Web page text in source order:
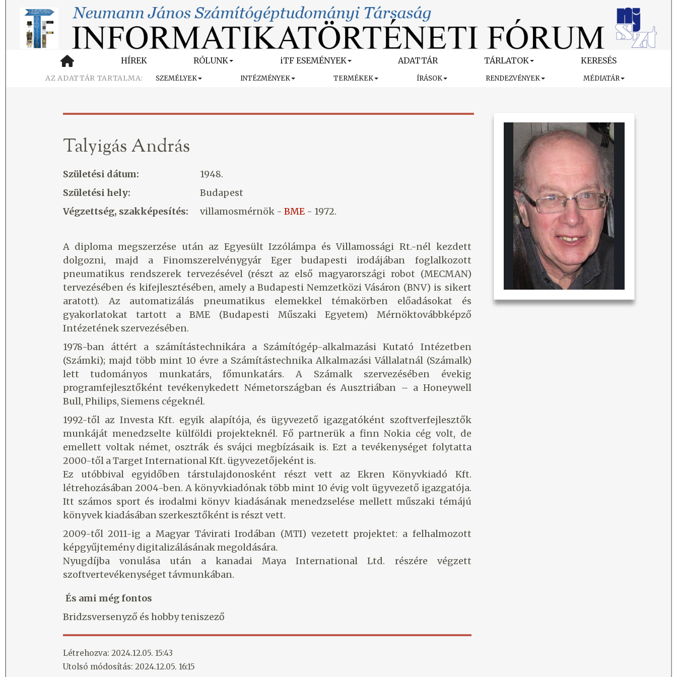
HÍREK RÓLUNK iTF ESEMÉNYEK ADATTÁR TÁRLATOK KERESÉS
SZEMÉLYEK INTÉZMÉNYEK TERMÉKEK ÍRÁSOK RENDEZVÉNYEK MÉDIATÁR
Talyigás András
Születési dátum:
1948.
Születési hely:
Budapest
Végzettség, szakképesítés:
villamosmérnök - BME- 1972.
A diploma megszerzése után az Egyesült Izzólámpa és Villamossági Rt.-nél kezdett
dolgozni, majd a Finomszerelvénygyár Eger budapesti irodájában foglalkozott
pneumatikus rendszerek tervezésével (részt az első magyarországi robot (MECMAN)
tervezésében és kifejlesztésében, amely a Budapesti Nemzetközi Vásáron (BNV) is sikert
aratott). Az automatizálás pneumatikus elemekkel témakörben előadásokat és
gyakorlatokat tartott a BME (Budapesti Műszaki Egyetem) Mérnöktovábbképző
Intézetének szervezésében.
1978-ban áttért a számítástechnikára a Számítógép-alkalmazási Kutató Intézetben
(Számki); majd több mint 10 évre a Számítástechnika Alkalmazási Vállalatnál (Számalk)
lett tudományos munkatárs, főmunkatárs. A Számalk szervezésében évekig
programfejlesztőként tevékenykedett Németországban és Ausztriában – a Honeywell
Bull, Philips, Siemens cégeknél.
1992-től az Investa Kft. egyik alapítója, és ügyvezető igazgatóként szoftverfejlesztők
munkáját menedzselte külföldi projekteknél. Fő partnerük a finn Nokia cég volt, de
emellett voltak német, osztrák és svájci megbízásaik is. Ezt a tevékenységet folytatta
2000-től a Target International Kft. ügyvezetőjeként is.
Ez utóbbival egyidőben társtulajdonosként részt vett az Ekren Könyvkiadó Kft.
létrehozásában 2004-ben. A könyvkiadónak több mint 10 évig volt ügyvezető igazgatója.
Itt számos sport és irodalmi könyv kiadásának menedzselése mellett műszaki témájú
könyvek kiadásában szerkesztőként is részt vett.
2009-től 2011-ig a Magyar Távirati Irodában (MTI) vezetett projektet: a felhalmozott
képgyűjtemény digitalizálásának megoldására.
Nyugdíjba vonulása után a kanadai Maya International Ltd. részére végzett
szoftvertevékenységet távmunkában.
És ami még fontos
Bridzsversenyző és hobby teniszező
Létrehozva: 2024.12.05. 15:43
Utolsó módosítás: 2024.12.05. 16:15